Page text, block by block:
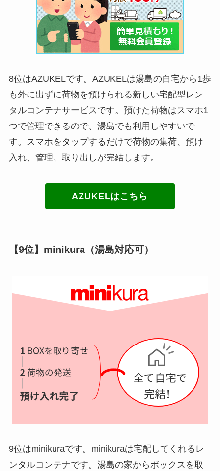
8位はAZUKELです。AZUKELは湯島の自宅から1歩
も外に出ずに荷物を預けられる新しい宅配型レン
タルコンテナサービスです。預けた荷物はスマホ1
つで管理できるので、湯島でも利用しやすいで
す。スマホをタップするだけで荷物の集荷、預け
入れ、管理、取り出しが完結します。
AZUKELはこちら
【9位】minikura（湯島対応可）
9位はminikuraです。minikuraは宅配してくれるレ
ンタルコンテナです。湯島の家からボックスを取